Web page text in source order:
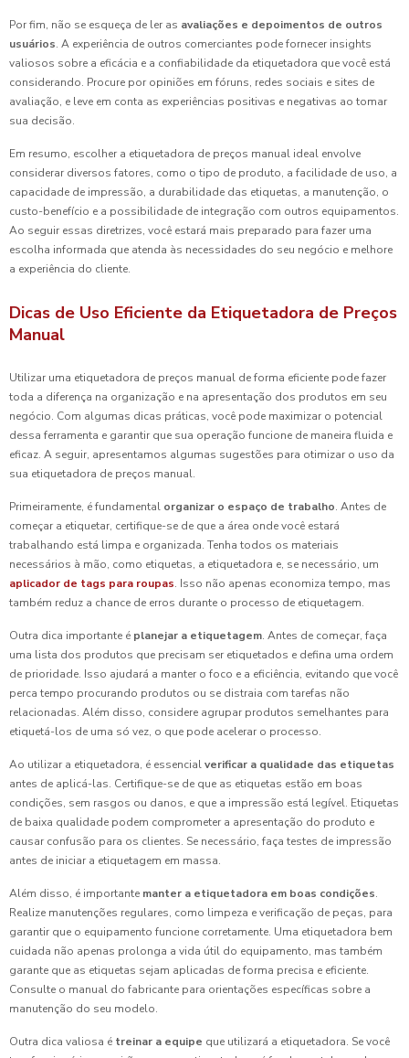
Por fim, não se esqueça de ler as avaliações e depoimentos de outros
usuários. A experiência de outros comerciantes pode fornecer insights
valiosos sobre a eficácia e a confiabilidade da etiquetadora que você está
considerando. Procure por opiniões em fóruns, redes sociais e sites de
avaliação, e leve em conta as experiências positivas e negativas ao tomar
sua decisão.
Em resumo, escolher a etiquetadora de preços manual ideal envolve
considerar diversos fatores, como o tipo de produto, a facilidade de uso, a
capacidade de impressão, a durabilidade das etiquetas, a manutenção, o
custo-benefício e a possibilidade de integração com outros equipamentos.
Ao seguir essas diretrizes, você estará mais preparado para fazer uma
escolha informada que atenda às necessidades do seu negócio e melhore
a experiência do cliente.
Dicas de Uso Eficiente da Etiquetadora de Preços
Manual
Utilizar uma etiquetadora de preços manual de forma eficiente pode fazer
toda a diferença na organização e na apresentação dos produtos em seu
negócio. Com algumas dicas práticas, você pode maximizar o potencial
dessa ferramenta e garantir que sua operação funcione de maneira fluida e
eficaz. A seguir, apresentamos algumas sugestões para otimizar o uso da
sua etiquetadora de preços manual.
Primeiramente, é fundamental organizar o espaço de trabalho. Antes de
começar a etiquetar, certifique-se de que a área onde você estará
trabalhando está limpa e organizada. Tenha todos os materiais
necessários à mão, como etiquetas, a etiquetadora e, se necessário, um
aplicador de tags para roupas. Isso não apenas economiza tempo, mas
também reduz a chance de erros durante o processo de etiquetagem.
Outra dica importante é planejar a etiquetagem. Antes de começar, faça
uma lista dos produtos que precisam ser etiquetados e defina uma ordem
de prioridade. Isso ajudará a manter o foco e a eficiência, evitando que você
perca tempo procurando produtos ou se distraia com tarefas não
relacionadas. Além disso, considere agrupar produtos semelhantes para
etiquetá-los de uma só vez, o que pode acelerar o processo.
Ao utilizar a etiquetadora, é essencialverificar a qualidade das etiquetas
antes de aplicá-las. Certifique-se de que as etiquetas estão em boas
condições, sem rasgos ou danos, e que a impressão está legível. Etiquetas
de baixa qualidade podem comprometer a apresentação do produto e
causar confusão para os clientes. Se necessário, faça testes de impressão
antes de iniciar a etiquetagem em massa.
Além disso, é importante manter a etiquetadora em boas condições.
Realize manutenções regulares, como limpeza e verificação de peças, para
garantir que o equipamento funcione corretamente. Uma etiquetadora bem
cuidada não apenas prolonga a vida útil do equipamento, mas também
garante que as etiquetas sejam aplicadas de forma precisa e eficiente.
Consulte o manual do fabricante para orientações específicas sobre a
manutenção do seu modelo.
Outra dica valiosa é treinar a equipe que utilizará a etiquetadora. Se você